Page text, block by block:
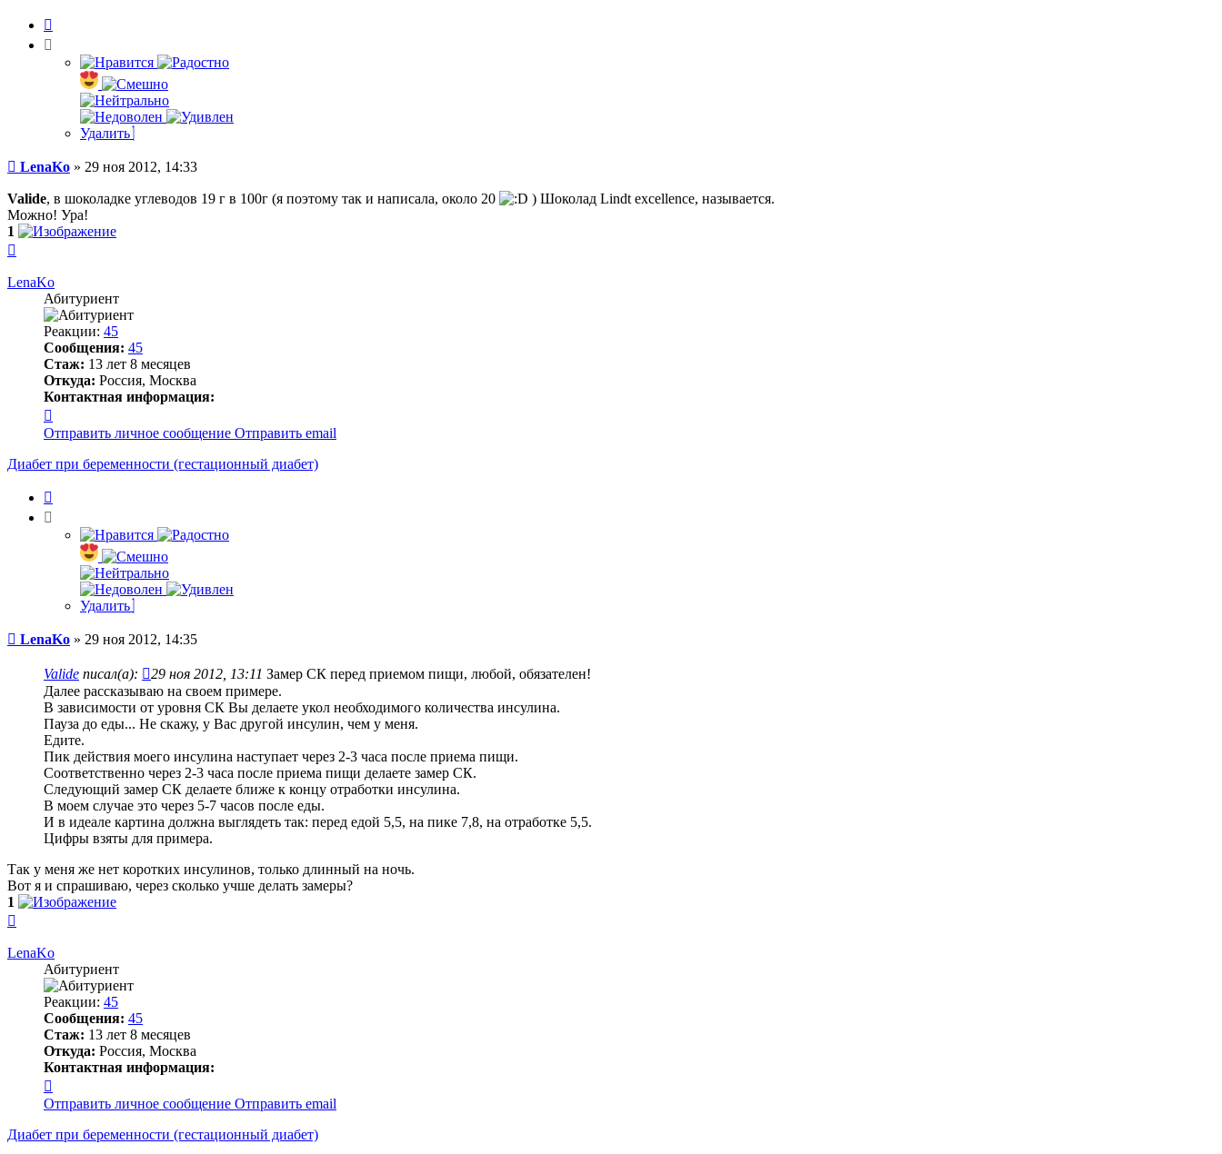
Удалить
Сообщение
LenaKo » 29 ноя 2012, 14:33
Valide, в шоколадке углеводов 19 г в 100г (я поэтому так и написала, около 20
) Шоколад Lindt excellence, называется.
Можно! Ура!
1
началу
LenaKo
Абитуриент
Реакции: 45
Сообщения: 45
Стаж: 13 лет 8 месяцев
Откуда: Россия, Москва
Контактная информация:
информация
пользователя
LenaKo
Отправить личное сообщение Отправить email
Диабет при беременности (гестационный диабет)
Удалить
Сообщение
LenaKo » 29 ноя 2012, 14:35
Valide писал(а): 29 ноя 2012, 13:11 Замер СК перед приемом пищи, любой, обязателен!
Далее рассказываю на своем примере.
В зависимости от уровня СК Вы делаете укол необходимого количества инсулина.
Пауза до еды... Не скажу, у Вас другой инсулин, чем у меня.
Едите.
Пик действия моего инсулина наступает через 2-3 часа после приема пищи.
Соответственно через 2-3 часа после приема пищи делаете замер СК.
Следующий замер СК делаете ближе к концу отработки инсулина.
В моем случае это через 5-7 часов после еды.
И в идеале картина должна выглядеть так: перед едой 5,5, на пике 7,8, на отработке 5,5.
Цифры взяты для примера.
Так у меня же нет коротких инсулинов, только длинный на ночь.
Вот я и спрашиваю, через сколько учше делать замеры?
1
началу
LenaKo
Абитуриент
Реакции: 45
Сообщения: 45
Стаж: 13 лет 8 месяцев
Откуда: Россия, Москва
Контактная информация:
информация
пользователя
LenaKo
Отправить личное сообщение Отправить email
Диабет при беременности (гестационный диабет)